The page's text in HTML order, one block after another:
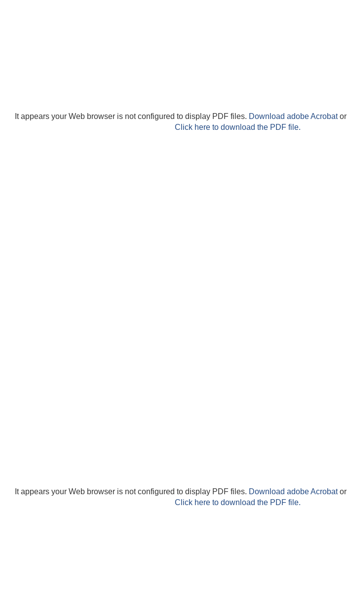
It appears your Web browser is not configured to display PDF files. Download adobe Acrobator
Click here to download the PDF file.
It appears your Web browser is not configured to display PDF files. Download adobe Acrobator
Click here to download the PDF file.